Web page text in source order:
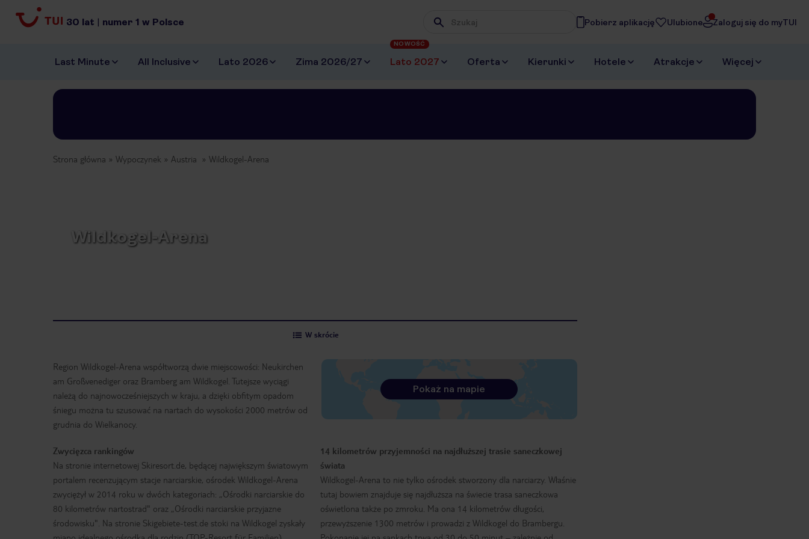
30 lat | numer 1 w Polsce Wpisz frazę, której szukasz
Pobierz aplikację Ulubione Zaloguj się do myTUI
Last Minute All Inclusive Lato 2026 Zima 2026/27 Lato 2027
NOWOŚĆ
Oferta Kierunki Hotele Atrakcje Więcej
Strona główna Wypoczynek Austria Wildkogel-Arena
Wildkogel-Arena
W skrócie
Region Wildkogel-Arena współtworzą dwie miejscowości: Neukirchen
am Großvenediger oraz Bramberg am Wildkogel. Tutejsze wyciągi
należą do najnowocześniejszych w kraju, a dzięki obfitym opadom
śniegu można tu szusować na nartach do wysokości 2000 metrów od
grudnia do Wielkanocy.
Pokaż na mapie
Zwycięzca rankingów
Na stronie internetowej Skiresort.de, będącej największym światowym
portalem recenzującym stacje narciarskie, ośrodek Wildkogel-Arena
zwyciężył w 2014 roku w dwóch kategoriach: „Ośrodki narciarskie do
80 kilometrów nartostrad" oraz „Ośrodki narciarskie przyjazne
środowisku". Na stronie Skigebiete-test.de stoki na Wildkogel zyskały
14 kilometrów przyjemności na najdłuższej trasie saneczkowej
świata
Wildkogel-Arena to nie tylko ośrodek stworzony dla narciarzy. Właśnie
tutaj bowiem znajduje się najdłuższa na świecie trasa saneczkowa
oświetlona także po zmroku. Ma ona 14 kilometrów długości,
przewyższenie 1300 metrów i prowadzi z Wildkogel do Brambergu.